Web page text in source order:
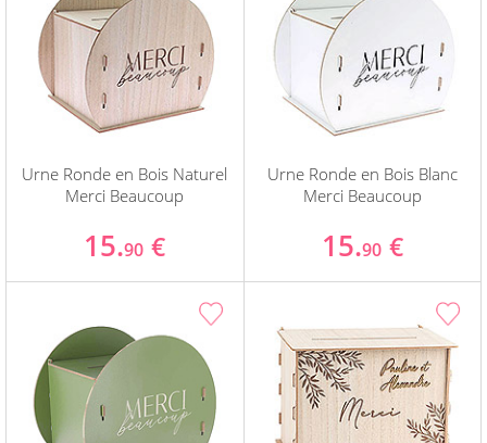
Urne Ronde en Bois Naturel
Merci Beaucoup
15.90 €
Urne Ronde en Bois Blanc
Merci Beaucoup
15.90 €